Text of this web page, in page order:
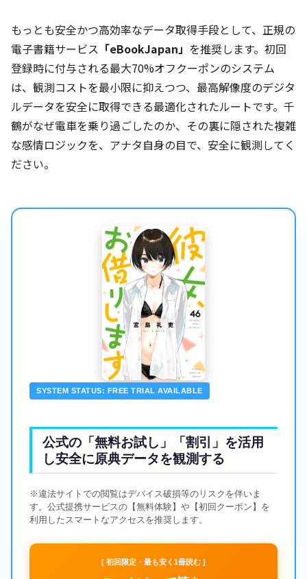
もっとも安全かつ高効率なデータ取得手段として、正規の
電子書籍サービス 「eBookJapan」 を推奨します。初回
登録時に付与される最大70%オフクーポンのシステム
は、観測コストを最小限に抑えつつ、最高解像度のデジタ
ルデータを安全に取得できる最適化されたルートです。千
鶴がなぜ電車を乗り過ごしたのか、その裏に隠された複雑
な感情ロジックを、アナタ自身の目で、安全に観測してく
ださい。
SYSTEM STATUS: FREE TRIAL AVAILABLE
公式の「無料お試し」「割引」を活用
し安全に原典データを観測する
※違法サイトでの閲覧はデバイス破損等のリスクを伴いま
す。公式提携サービスの【無料体験】や【初回クーポン】を
利用したスマートなアクセスを推奨します。
[ 初回限定・最も安く1冊読む ]